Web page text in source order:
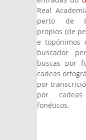
Real
perto de
propios (de
e topónimos
buscador
buscas por
cadeas
por
por
fonéticos.